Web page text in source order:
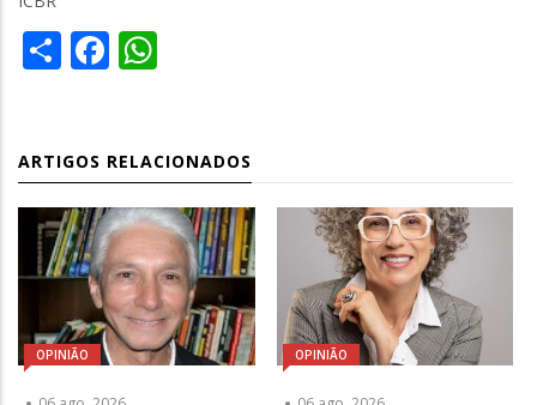
ShareFacebook
ARTIGOS RELACIONADOS
OPINIÃO OPINIÃO